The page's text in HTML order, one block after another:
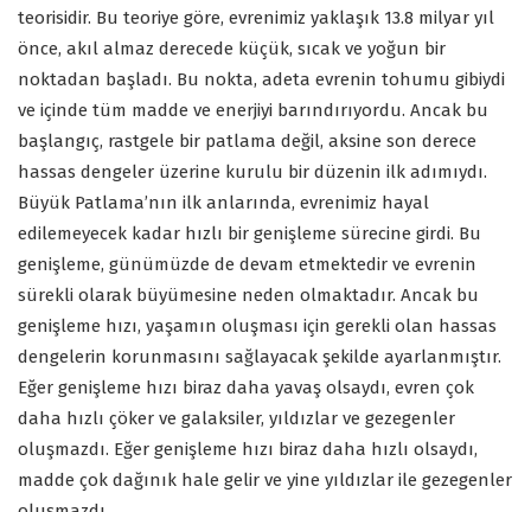
teorisidir. Bu teoriye göre, evrenimiz yaklaşık 13.8 milyar yıl
önce, akıl almaz derecede küçük, sıcak ve yoğun bir
noktadan başladı. Bu nokta, adeta evrenin tohumu gibiydi
ve içinde tüm madde ve enerjiyi barındırıyordu. Ancak bu
başlangıç, rastgele bir patlama değil, aksine son derece
hassas dengeler üzerine kurulu bir düzenin ilk adımıydı.
Büyük Patlama’nın ilk anlarında, evrenimiz hayal
edilemeyecek kadar hızlı bir genişleme sürecine girdi. Bu
genişleme, günümüzde de devam etmektedir ve evrenin
sürekli olarak büyümesine neden olmaktadır. Ancak bu
genişleme hızı, yaşamın oluşması için gerekli olan hassas
dengelerin korunmasını sağlayacak şekilde ayarlanmıştır.
Eğer genişleme hızı biraz daha yavaş olsaydı, evren çok
daha hızlı çöker ve galaksiler, yıldızlar ve gezegenler
oluşmazdı. Eğer genişleme hızı biraz daha hızlı olsaydı,
madde çok dağınık hale gelir ve yine yıldızlar ile gezegenler